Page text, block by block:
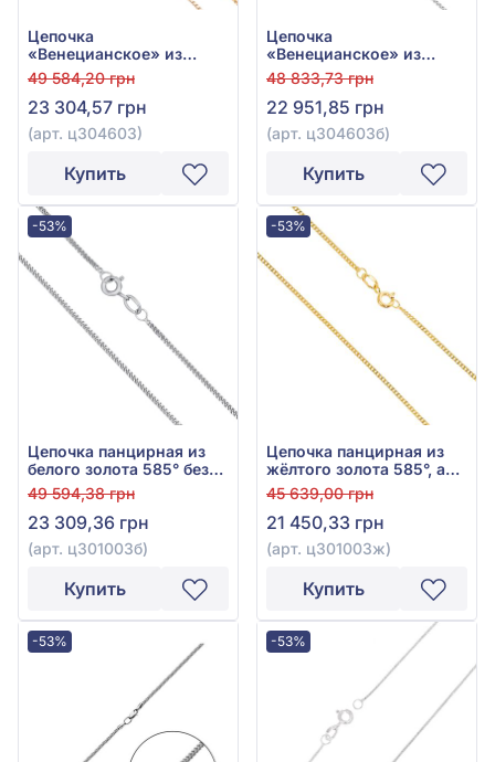
Цепочка
«Венецианское» из
красного золота 585° без
вставки, арт. ц304603
49 584,20 грн
23 304,57 грн
(арт. ц304603)
Купить
Цепочка
«Венецианское» из
белого золота 585°, без
вставки, арт. ц304603б
48 833,73 грн
22 951,85 грн
(арт. ц304603б)
Купить
-53%
Цепочка панцирная из
белого золота 585° без
вставки, арт. ц301003б
49 594,38 грн
23 309,36 грн
(арт. ц301003б)
Купить
-53%
Цепочка панцирная из
жёлтого золота 585°, арт.
ц301003ж
45 639,00 грн
21 450,33 грн
(арт. ц301003ж)
Купить
-53% -53%